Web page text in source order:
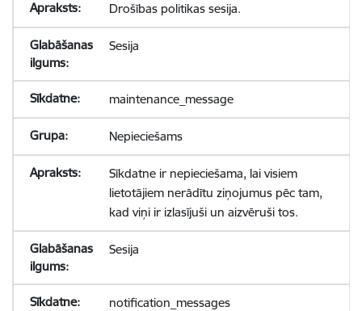
Drošības politikas sesija.
Sesija
maintenance_message
Nepieciešams
Sīkdatne ir nepieciešama, lai visiem
lietotājiem nerādītu ziņojumus pēc tam,
kad viņi ir izlasījuši un aizvēruši tos.
Sesija
notification_messages